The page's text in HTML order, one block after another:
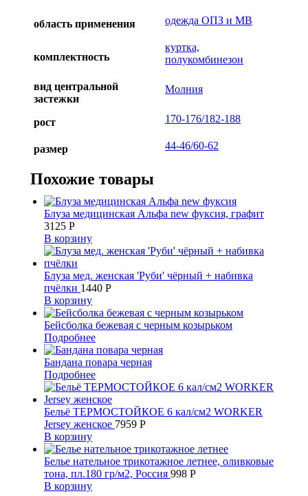
область применения одежда ОПЗ и МВ
комплектность
куртка,
полукомбинезон
вид центральной
застежки
Молния
рост 170-176/182-188
размер 44-46/60-62
Похожие товары
Блуза медицинская Альфа new фуксия, графит
3125 Р
В корзину
Блуза мед. женская 'Руби' чёрный + набивка
пчёлки 1440 Р
В корзину
Бейсболка бежевая с черным козырьком
Подробнее
Бандана повара черная
Подробнее
Бельё ТЕРМОСТОЙКОЕ 6 кал/см2 WORKER
Jersey женское 7959 Р
В корзину
Белье нательное трикотажное летнее, оливковые
тона, пл.180 гр/м2, Россия 998 Р
В корзину